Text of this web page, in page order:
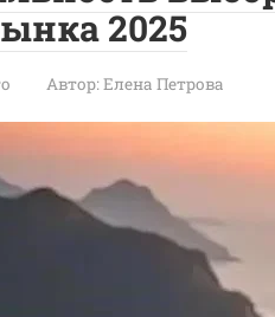
2025
Автор:Елена Петрова